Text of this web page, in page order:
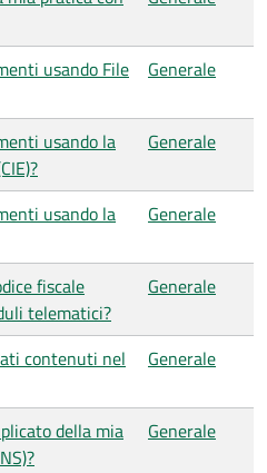
usando File
Generale
usando la
Generale
usando la
Generale
fiscale
telematici?
Generale
contenuti nel
Generale
della mia
Generale